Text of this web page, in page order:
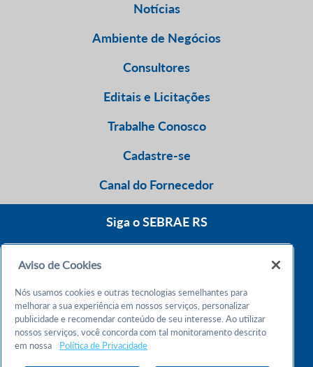
Notícias
Ambiente de Negócios
Consultores
Editais e Licitações
Trabalhe Conosco
Cadastre-se
Canal do Fornecedor
Siga o SEBRAE RS
Atendimento 24h
Chame no WhatsApp
Aviso de Cookies
Nós usamos cookies e outras tecnologias semelhantes para
melhorar a sua experiência em nossos serviços, personalizar
publicidade e recomendar conteúdo de seu interesse. Ao utilizar
nossos serviços, você concorda com tal monitoramento descrito
em nossa
Política de Privacidade